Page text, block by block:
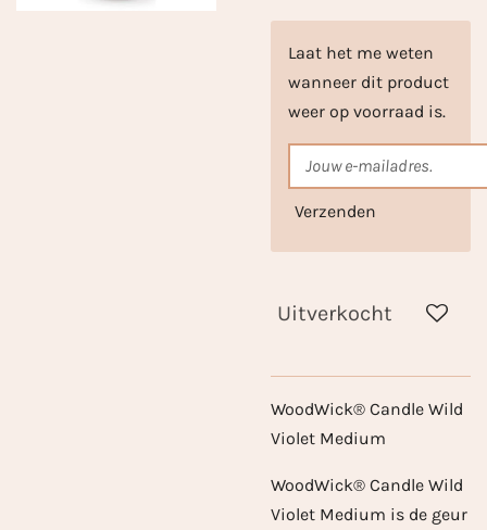
Laat het me weten
wanneer dit product
weer op voorraad is.
Verzenden
Uitverkocht
WoodWick® Candle Wild
Violet Medium
WoodWick® Candle Wild
Violet Medium is de geur